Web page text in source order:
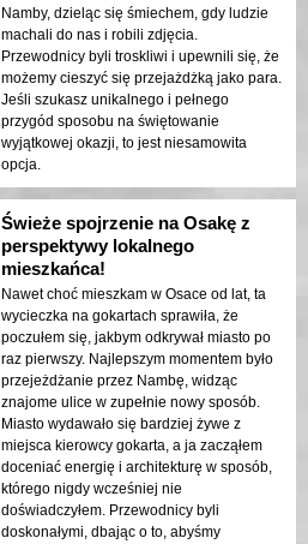
Namby, dzieląc się śmiechem, gdy ludzie
machali do nas i robili zdjęcia.
Przewodnicy byli troskliwi i upewnili się, że
możemy cieszyć się przejażdżką jako para.
Jeśli szukasz unikalnego i pełnego
przygód sposobu na świętowanie
wyjątkowej okazji, to jest niesamowita
opcja.
Świeże spojrzenie na Osakę z
perspektywy lokalnego
mieszkańca!
Nawet choć mieszkam w Osace od lat, ta
wycieczka na gokartach sprawiła, że
poczułem się, jakbym odkrywał miasto po
raz pierwszy. Najlepszym momentem było
przejeżdżanie przez Nambę, widząc
znajome ulice w zupełnie nowy sposób.
Miasto wydawało się bardziej żywe z
miejsca kierowcy gokarta, a ja zacząłem
doceniać energię i architekturę w sposób,
którego nigdy wcześniej nie
doświadczyłem. Przewodnicy byli
doskonałymi, dbając o to, abyśmy